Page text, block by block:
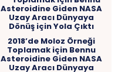
2018’de Moloz Örneği
Toplamak için Bennu
Asteroidine Giden NASA
Uzay Aracı Dünyaya